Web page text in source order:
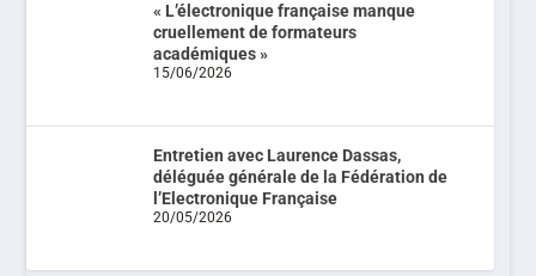
« L’électronique française manque
cruellement de formateurs
académiques »
15/06/2026
Entretien avec Laurence Dassas,
déléguée générale de la Fédération de
l’Electronique Française
20/05/2026